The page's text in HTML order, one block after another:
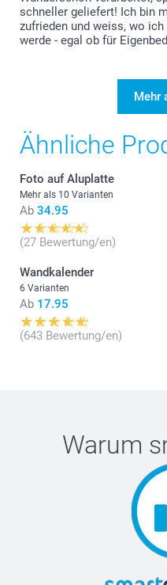
leid. Ihre Bestellung
ein Feiertag. Unser
auch an den
Grund war die Zeit
Produktions- und
Freundliche Grüsse
schneller geliefert! Ich bin
zufrieden und weiss, wo
werde - egal ob für
Mehr
Ähnliche
Foto auf Aluplatte
Mehr als 10 Varianten
Ab 34.95
(27 Bewertung/en)
Wandkalender
6 Varianten
Ab 17.95
(643 Bewertung/en)
Warum